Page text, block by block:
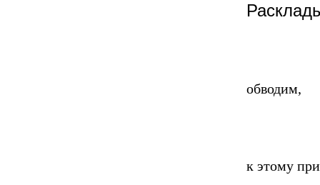
обводим,
к этому